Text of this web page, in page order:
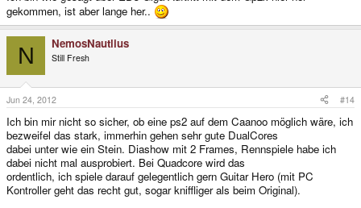
gekommen, ist aber lange her..
N NemosNautlius
Still Fresh
Jun 24, 2012 #14
Ich bin mir nicht so sicher, ob eine ps2 auf dem Caanoo möglich wäre, ich
bezweifel das stark, immerhin gehen sehr gute DualCores
dabei unter wie ein Stein. Diashow mit 2 Frames, Rennspiele habe ich
dabei nicht mal ausprobiert. Bei Quadcore wird das
ordentlich, ich spiele darauf gelegentlich gern Guitar Hero (mit PC
Kontroller geht das recht gut, sogar kniffliger als beim Original).